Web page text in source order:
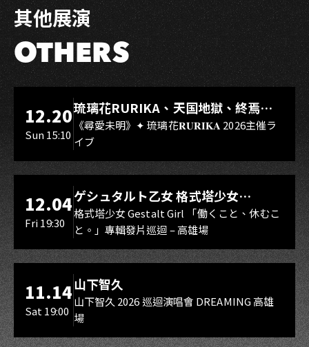
其他展演
OTHERS
LIVE WAREHOUSE 小庫
12.20
Sun 15:10
琉璃花RURIKA、天国地獄、終焉
Rebirth、DUALIA、無我夢中、花奏
スマイル（O.A.）
《尋愛未明》✦ 琉璃花𝐑𝐔𝐑𝐈𝐊𝐀 2026主催ラ
イブ
LIVE WAREHOUSE 小庫
12.04
Fri 19:30
ゲシュタルト乙女 格式塔少女
Gestalt Girl
格式塔少女 Gestalt Girl 「働くこと、休むこ
と。」專輯發片巡迴 – 高雄場
11.14
Sat 19:00
山下智久
山下智久 2026 巡迴演唱會 DREAMING 高雄
場